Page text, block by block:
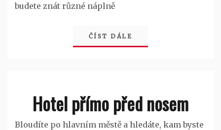
budete znát různé náplně
ČÍST DÁLE
Hotel přímo před nosem
Bloudíte po hlavním městě a hledáte, kam byste